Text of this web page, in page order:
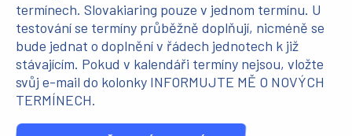
termínech. Slovakiaring pouze v jednom termínu. U
testování se termíny průběžně doplňují, nicméně se
bude jednat o doplnění v řádech jednotech k již
stávajícím. Pokud v kalendáři termíny nejsou, vložte
svůj e-mail do kolonky INFORMUJTE MĚ O NOVÝCH
TERMÍNECH.